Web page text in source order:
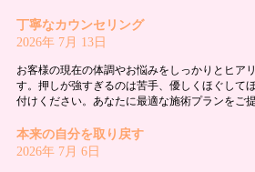
丁寧なカウンセリング
2026年 7月 13日
お客様の現在の体調やお悩みをしっかりとヒア
す。押しが強すぎるのは苦手、優しくほぐして
付けください。あなたに最適な施術プランをご
本来の自分を取り戻す
2026年 7月 6日